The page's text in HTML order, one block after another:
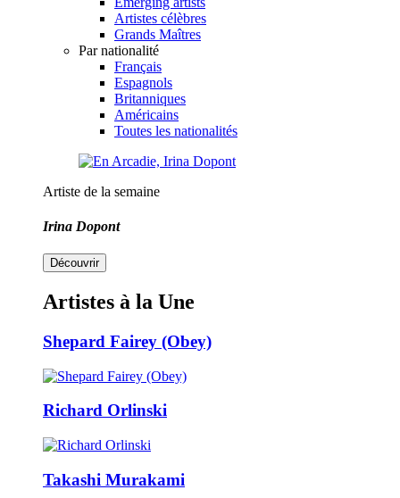
Artistes célèbres
Grands Maîtres
Par nationalité
Français
Espagnols
Britanniques
Américains
Toutes les nationalités
Artiste de la semaine
Irina Dopont
Découvrir
Artistes à la Une
Shepard Fairey (Obey)
Richard Orlinski
Takashi Murakami